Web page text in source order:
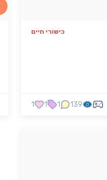
כישורי חיים
139
1
1
1